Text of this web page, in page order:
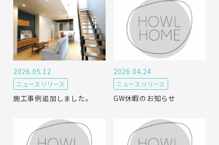
2026.05.12
ニュースリリース
施工事例追加しました。
2026.04.24
ニュースリリース
GW休暇のお知らせ